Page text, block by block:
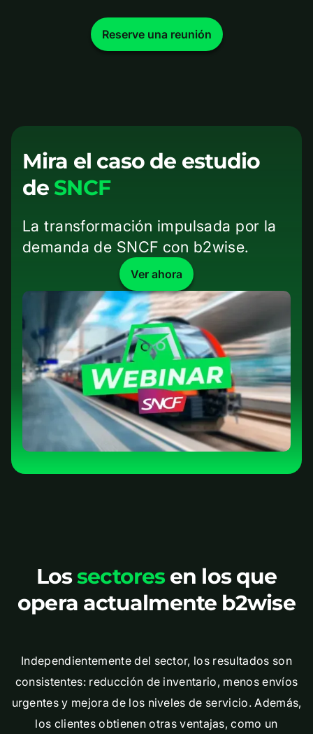
Reserve una reunión
Mira el caso de estudio
de SNCF
La transformación impulsada por la
demanda de SNCF con b2wise.
Ver ahora
Lossectoresen los que
opera actualmente b2wise
Independientemente del sector, los resultados son
consistentes: reducción de inventario, menos envíos
urgentes y mejora de los niveles de servicio. Además,
los clientes obtienen otras ventajas, como un